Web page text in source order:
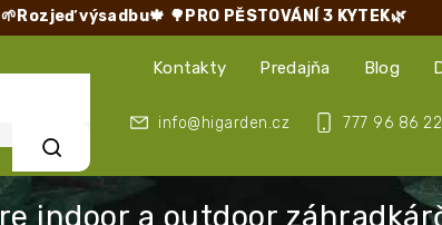
🌱Rozjeď výsadbu🍁 🌳PRO PĚSTOVÁNÍ 3 KYTEK🌿
777 96 86 22
info@higarden.cz
Kontakty Predajňa Blog
Hľadať